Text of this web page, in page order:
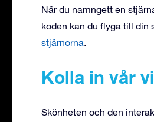
När du namngett en
koden kan du flyga till din
stjärnorna.
Kolla in vår
Skönheten och den